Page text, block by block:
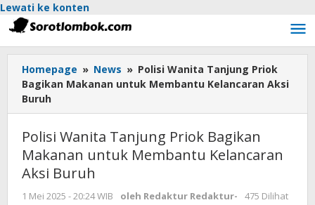
Lewati ke konten
Homepage » News » Polisi Wanita Tanjung Priok
Bagikan Makanan untuk Membantu Kelancaran Aksi
Buruh
Polisi Wanita Tanjung Priok Bagikan
Makanan untuk Membantu Kelancaran
Aksi Buruh
1 Mei 2025 - 20:24 WIB oleh Redaktur Redaktur-
475 Dilihat